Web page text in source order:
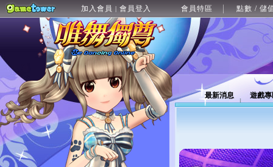
加入會員 | 會員登入 會員特區 點數 / 儲
最新消息 遊戲